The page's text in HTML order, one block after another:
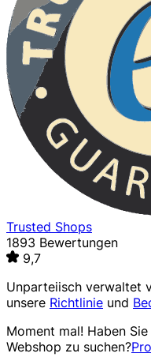
Trusted Shops
1893 Bewertungen
9,7
Unparteiisch verwaltet
unsere Richtlinie und
Moment mal! Haben
Webshop zu suchen?